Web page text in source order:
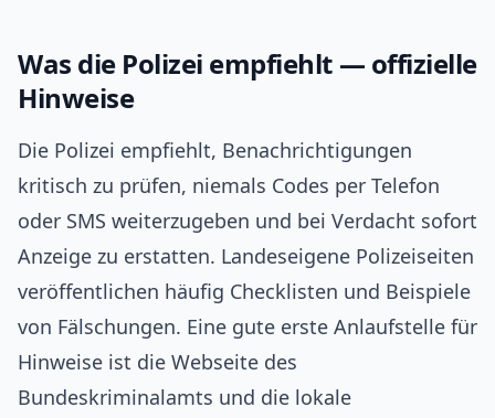
Was die Polizei empfiehlt — offizielle
Hinweise
Die Polizei empfiehlt, Benachrichtigungen
kritisch zu prüfen, niemals Codes per Telefon
oder SMS weiterzugeben und bei Verdacht sofort
Anzeige zu erstatten. Landeseigene Polizeiseiten
veröffentlichen häufig Checklisten und Beispiele
von Fälschungen. Eine gute erste Anlaufstelle für
Hinweise ist die Webseite des
Bundeskriminalamts und die lokale